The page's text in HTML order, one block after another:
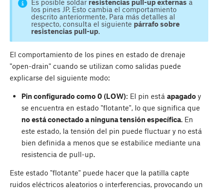
Es posible soldar resistencias pull-up externas a
los pines JP. Esto cambia el comportamiento
descrito anteriormente. Para más detalles al
respecto, consulta el siguiente párrafo sobre
resistencias pull-up.
El comportamiento de los pines en estado de drenaje
"open-drain" cuando se utilizan como salidas puede
explicarse del siguiente modo:
Pin configurado como 0 (LOW): El pin está apagado y
se encuentra en estado "flotante", lo que significa que
no está conectado a ninguna tensión específica. En
este estado, la tensión del pin puede fluctuar y no está
bien definida a menos que se estabilice mediante una
resistencia de pull-up.
Este estado "flotante" puede hacer que la patilla capte
ruidos eléctricos aleatorios o interferencias, provocando un